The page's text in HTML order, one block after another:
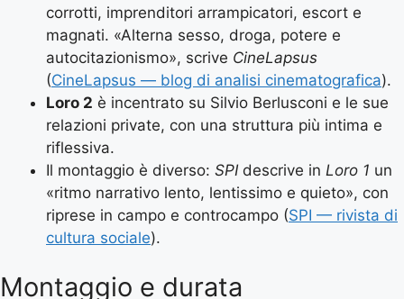
corrotti, imprenditori arrampicatori, escort e
magnati. «Alterna sesso, droga, potere e
autocitazionismo», scrive CineLapsus
(CineLapsus — blog di analisi cinematografica).
Loro 2 è incentrato su Silvio Berlusconi e le sue
relazioni private, con una struttura più intima e
riflessiva.
Il montaggio è diverso: SPIdescrive in Loro 1 un
«ritmo narrativo lento, lentissimo e quieto», con
riprese in campo e controcampo (SPI — rivista di
cultura sociale).
Montaggio e durata